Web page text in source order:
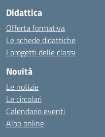
Didattica
Offerta formativa
Le schede didattiche
I progetti delle classi
Novità
Le notizie
Le circolari
Calendario eventi
Albo online